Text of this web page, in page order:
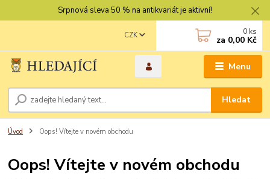
Srpnová sleva 50 % na antikvariát je aktivní!
Menu
CZK
Hledat
0 ks
za 0,00 Kč
Úvod Oops! Vítejte v novém obchodu
Oops! Vítejte v novém obchodu